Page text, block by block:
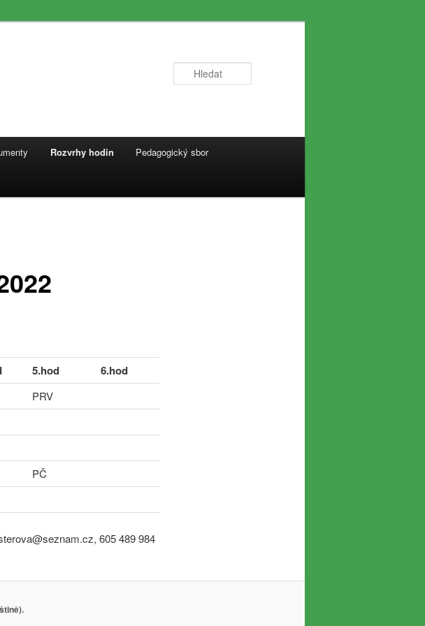
Rozvrhy hodin Pedagogický sbor
5.hod
6.hod
PRV
PČ
605 489 984